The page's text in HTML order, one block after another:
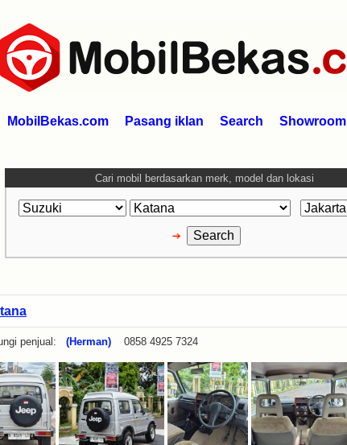
MobilBekas.com Pasang iklan Search Showroom
Cari mobil berdasarkan merk, model dan lokasi
penjual: (Herman) 0858 4925 7324